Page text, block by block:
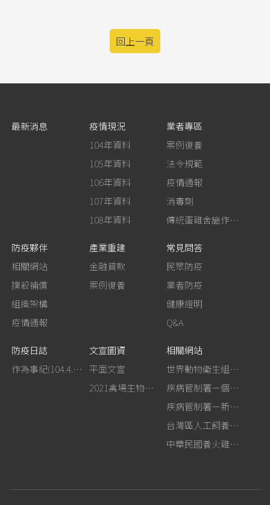
回上一頁
最新消息
疫情現況
104年資料
105年資料
106年資料
107年資料
108年資料
業者專區
案例復養
法令規範
疫情通報
消毒劑
傳統蛋雞舍施作生石灰消毒
防疫夥伴
相關網站
撲殺補償
組織架構
疫情通報
產業重建
金融貸款
案例復養
常見問答
民眾防疫
業者防疫
健康證明
Q&A
防疫日誌
作為事紀(104.4.13行政院新聞傳播處彙整)
文宣圖資
平面文宣
2021禽場生物安全手冊
相關網站
世界動物衛生組織－禽流感網站
疾病管制署－個人防護裝備使用建議
疾病管制署－新型A型流感專區
台灣區人工飼養鴕鳥協會
中華民國養火雞協會